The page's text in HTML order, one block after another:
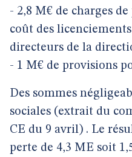
- 2,8 M€ de charges
coût des
directeurs de la
- 1 M€ de provisions
Des sommes
sociales (extrait du
CE du 9 avril) . Le
perte de 4,3 ME soit